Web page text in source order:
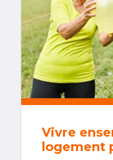
Vivre
logement